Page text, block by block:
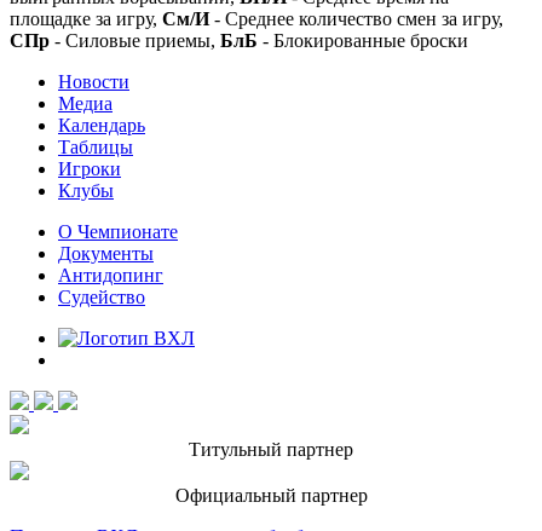
площадке за игру, См/И- Среднее количество смен за игру,
СПр - Силовые приемы, БлБ - Блокированные броски
Новости
Медиа
Календарь
Таблицы
Игроки
Клубы
О Чемпионате
Документы
Антидопинг
Судейство
Титульный партнер
Официальный партнер